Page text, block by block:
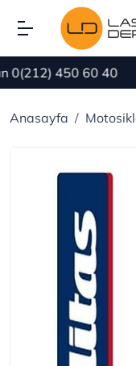
450 60 40
Anasayfa